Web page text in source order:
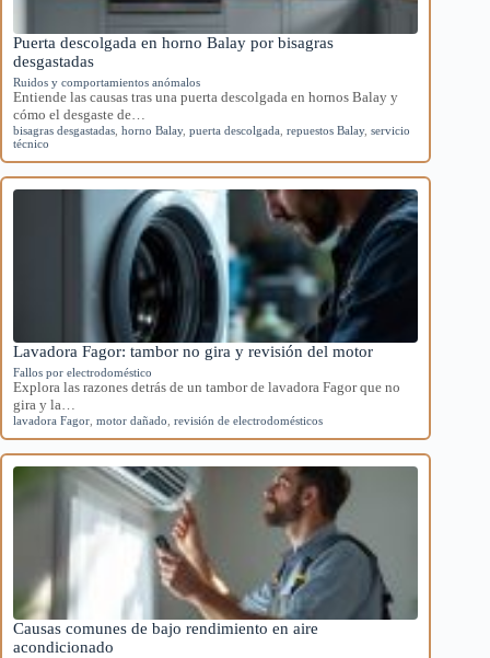
Puerta descolgada en horno Balay por bisagras
desgastadas
Ruidos y comportamientos anómalos
Entiende las causas tras una puerta descolgada en hornos Balay y
cómo el desgaste de…
bisagras desgastadas horno Balay, puerta descolgada repuestos Balay, servicio
técnico
Lavadora Fagor: tambor no gira y revisión del motor
Fallos por electrodoméstico
Explora las razones detrás de un tambor de lavadora Fagor que no
gira y la…
lavadora Fagor motor dañado revisión de electrodomésticos
Causas comunes de bajo rendimiento en aire
acondicionado